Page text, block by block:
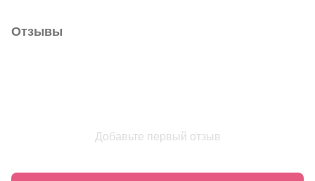
Отзывы
Добавьте первый отзыв